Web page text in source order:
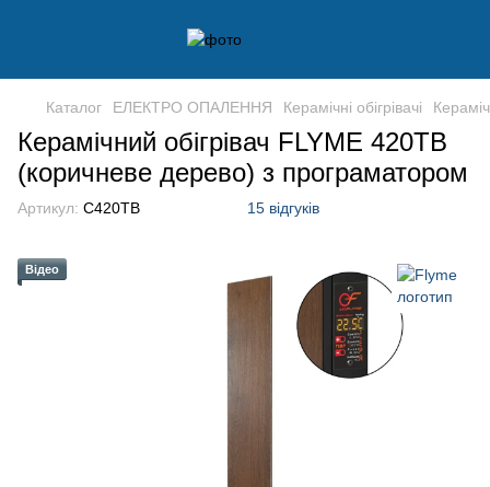
Каталог ЕЛЕКТРО ОПАЛЕННЯ Керамічні обігрівачі
Керамічний обігрівач FLYME 420TB
(коричневе дерево) з програматором
Артикул: C420TB 15 відгуків
Відео